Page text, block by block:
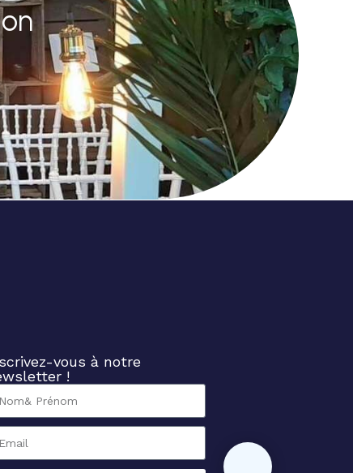
vous à notre
!